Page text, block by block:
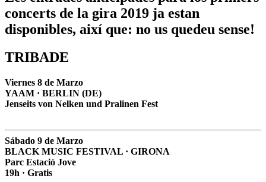
concerts de la gira 2019 ja estan
disponibles, així que: no us quedeu sense!
TRIBADE
Viernes 8 de Marzo
YAAM · BERLIN (DE)
Jenseits von Nelken und Pralinen Fest
Sábado 9 de Marzo
BLACK MUSIC FESTIVAL · GIRONA
Parc Estació Jove
19h · Gratis